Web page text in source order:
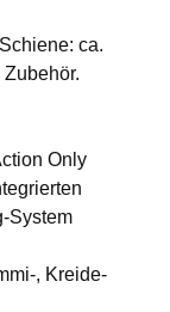
ca.
Only
System
, Kreide-